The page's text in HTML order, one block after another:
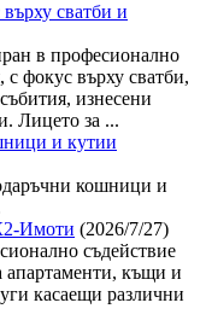
сватби и
в професионално
с фокус върху сватби,
изнесени
Лицето за ...
и кутии
кошници и
Имоти (2026/7/27)
съдействие
къщи и
касаещи различни